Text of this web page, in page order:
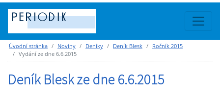
Úvodní stránka Noviny Deníky Deník Blesk
Ročník 2015
Vydání ze dne 6.6.2015
Deník Blesk ze dne 6.6.2015